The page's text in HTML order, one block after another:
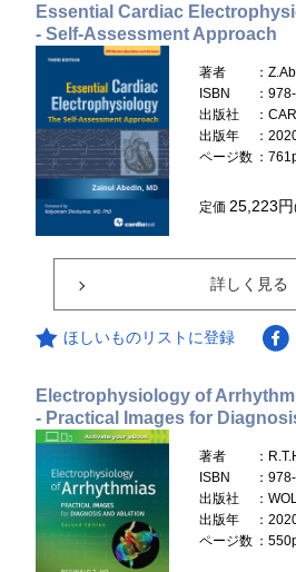
Essential Cardiac
- Self-Assessment Approach
著者
：
ISBN
：
出版社
：
出版年
：
ページ数 ：
定価 25,223円
詳しく見る
ほしいものリストに登録
Electrophysiology of
- Practical Images for
著者
：
ISBN
：
出版社
：
出版年
：
ページ数 ：